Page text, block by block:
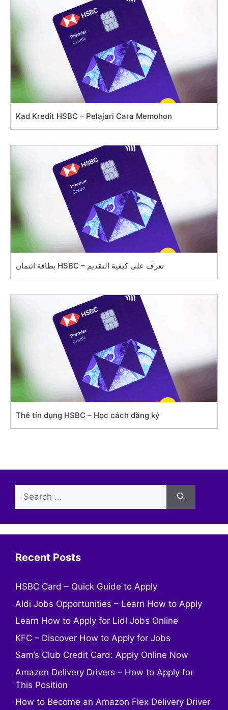
Kad Kredit HSBC – Pelajari Cara Memohon
بطاقة ائتمان HSBC – تعرف على كيفية التقديم
Thẻ tín dụng HSBC – Học cách đăng ký
Search
for:
Recent Posts
HSBC Card – Quick Guide to Apply
Aldi Jobs Opportunities – Learn How to Apply
Learn How to Apply for Lidl Jobs Online
KFC – Discover How to Apply for Jobs
Sam’s Club Credit Card: Apply Online Now
Amazon Delivery Drivers – How to Apply for
This Position
How to Become an Amazon Flex Delivery Driver